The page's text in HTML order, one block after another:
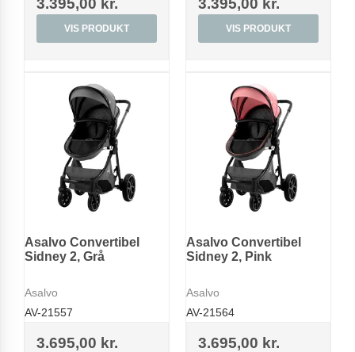
3.395,00 kr.
VIS PRODUKT
3.395,00 kr.
VIS PRODUKT
Asalvo Convertibel
Sidney 2, Grå
Asalvo
AV-21557
3.695,00 kr.
Asalvo Convertibel
Sidney 2, Pink
Asalvo
AV-21564
3.695,00 kr.